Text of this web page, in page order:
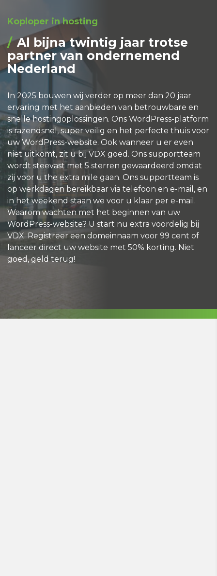
Koploper in hosting
Al bijna twintig jaar trotse
partner van ondernemend
Nederland
In 2025 bouwen wij verder op meer dan 20 jaar
ervaring met het aanbieden van betrouwbare en
snelle hostingoplossingen. Ons WordPress-platform
is razendsnel, super veilig en het perfecte thuis voor
uw WordPress-website. Ook wanneer u er even
niet uitkomt, zit u bij VDX goed. Ons supportteam
wordt steevast met 5 sterren gewaardeerd omdat
zij voor u the extra mile gaan. Ons supportteam is
op werkdagen bereikbaar via telefoon en e-mail, en
in het weekend staan we voor u klaar per e-mail.
Waarom wachten met het beginnen van uw
WordPress-website? U start nu extra voordelig bij
VDX. Registreer een domeinnaam voor 99 cent of
lanceer direct uw website met 50% korting. Niet
goed, geld terug!